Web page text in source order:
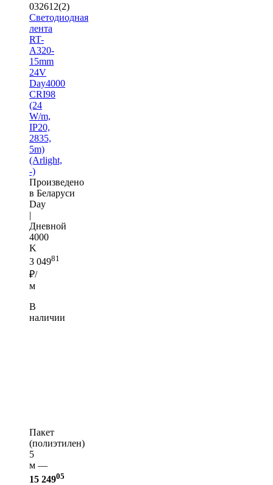
032612(2)
Светодиодная
лента
RT-
A320-
15mm
24V
Day4000
CRI98
(24
W/m,
IP20,
2835,
5m)
(Arlight,
-)
Произведено
в Беларуси
Day
|
Дневной
4000
K
3 04981
₽/
м
В
наличии
Пакет
(полиэтилен)
5
м —
15 24905